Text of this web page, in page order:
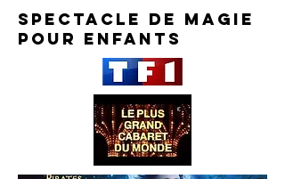
Spectacle de Magie
pour enfants